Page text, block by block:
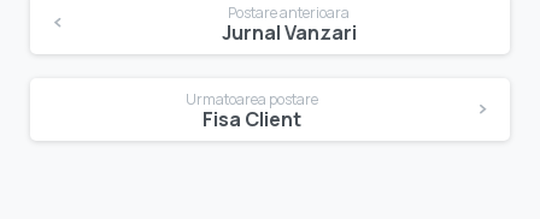
în
Postare anterioara
Jurnal Vanzari
Urmatoarea postare
Fisa Client